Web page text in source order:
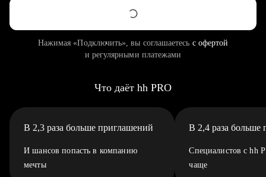
Нажимая «Подключить», вы соглашаетесь с офертой
и регулярными платежами
Что даёт hh PRO
В 2,3 раза больше приглашений
И шансов попасть в компанию
мечты
В 2,4 раза больше
Специалистов с hh
чаще